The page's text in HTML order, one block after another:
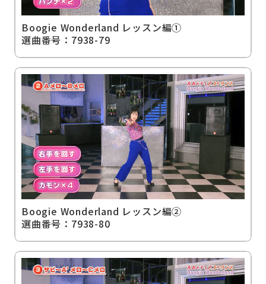
介護予防教室向け
おすすめプログラム
Boogie Wonderland レッスン編①
選曲番号：7938-79
Boogie Wonderland レッスン編②
選曲番号：7938-80